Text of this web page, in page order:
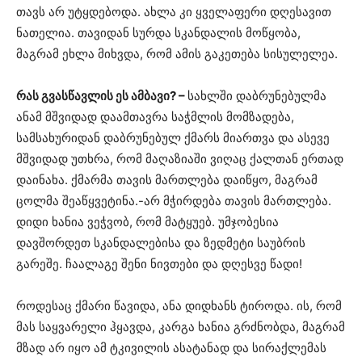
თავს არ უტყდებოდა. ახლა კი ყველაფერი დღესავით
ნათელია. თავიდან სურდა სკანდალის მოწყობა,
მაგრამ ეხლა მიხვდა, რომ ამის გაკეთება სისულელეა.
რას გვასწავლის ეს ამბავი? – სახლში დაბრუნებულმა
ანამ მშვიდად დაამთავრა საჭმლის მომზადება,
სამსახურიდან დაბრუნებულ ქმარს მიართვა და ასევე
მშვიდად უთხრა, რომ მაღაზიაში ვიღაც ქალთან ერთად
დაინახა. ქმარმა თავის მართლება დაიწყო, მაგრამ
ცოლმა შეაწყვეტინა.-არ მჭირდება თავის მართლება.
დიდი ხანია ვეჭვობ, რომ მატყუებ. უმჯობესია
დავშორდეთ სკანდალებისა და ზედმეტი საუბრის
გარეშე. ჩაალაგე შენი ნივთები და დღესვე წადი!
როდესაც ქმარი წავიდა, ანა დიდხანს ტიროდა. ის, რომ
მას საყვარელი ჰყავდა, კარგა ხანია გრძნობდა, მაგრამ
მზად არ იყო ამ ტკივილის ასატანად და სირაქლემას